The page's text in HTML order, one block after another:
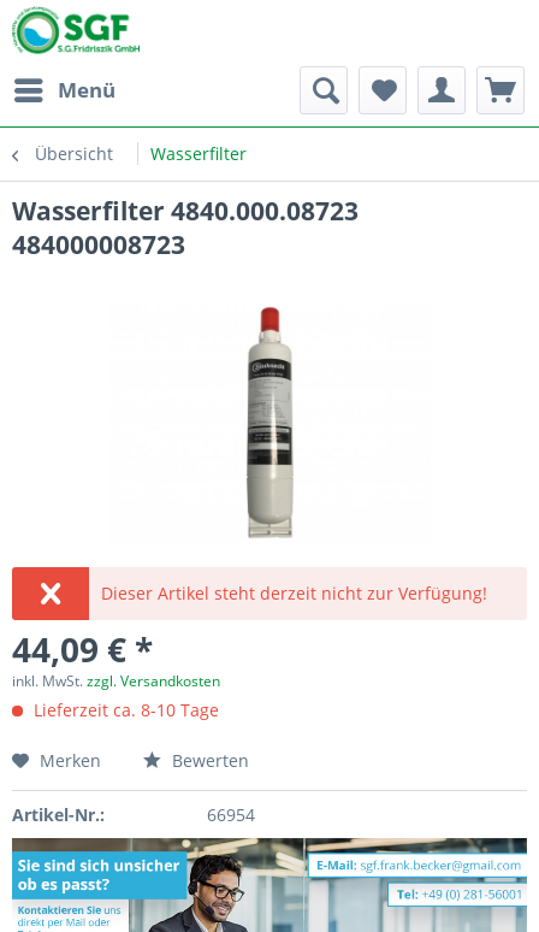
Menü
Übersicht Wasserfilter
Wasserfilter 4840.000.08723
484000008723
Dieser Artikel steht derzeit nicht zur Verfügung!
44,09 € *
inkl. MwSt.zzgl. Versandkosten
Lieferzeit ca. 8-10 Tage
Merken Bewerten
Artikel-Nr.: 66954